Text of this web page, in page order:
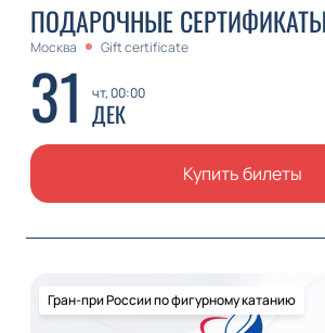
ПОДАРОЧНЫЕ СЕРТИФИКАТЫ
Москва Gift certificate
31 чт, 00:00
ДЕК
Купить билеты
Гран-при России по фигурному катанию